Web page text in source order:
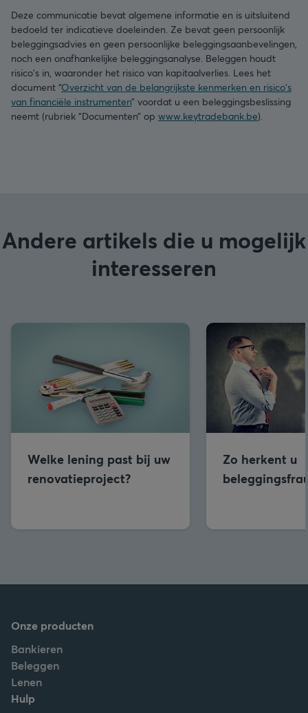
Deze communicatie bevat algemene informatie en is uitsluitend
bedoeld ter indicatieve doeleinden. Ze bevat geen persoonlijk
beleggingsadvies en geen persoonlijke beleggingsaanbevelingen,
noch een onafhankelijke beleggingsanalyse. Beleggen houdt
risico's in, waaronder het risico van kapitaalverlies. Lees het
document “Overzicht van de belangrijkste kenmerken en risico's
van financiële instrumenten” voordat u een beleggingsbeslissing
neemt (rubriek “Documenten” op www.keytradebank.be).
Andere artikels die u mogelijk
interesseren
Welke lening past bij uw
renovatieproject?
Zo herkent u
Onze producten
Bankieren
Beleggen
Lenen
Hulp